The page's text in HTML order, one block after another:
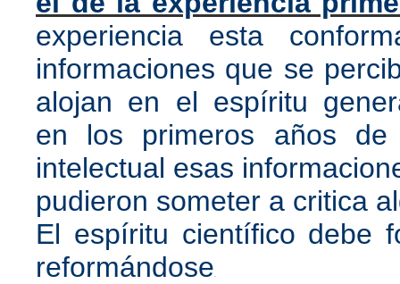
experiencia esta
informaciones que se
alojan en el espíritu
en los primeros años
intelectual esas
pudieron someter a critica
El espíritu científico debe
reformándose